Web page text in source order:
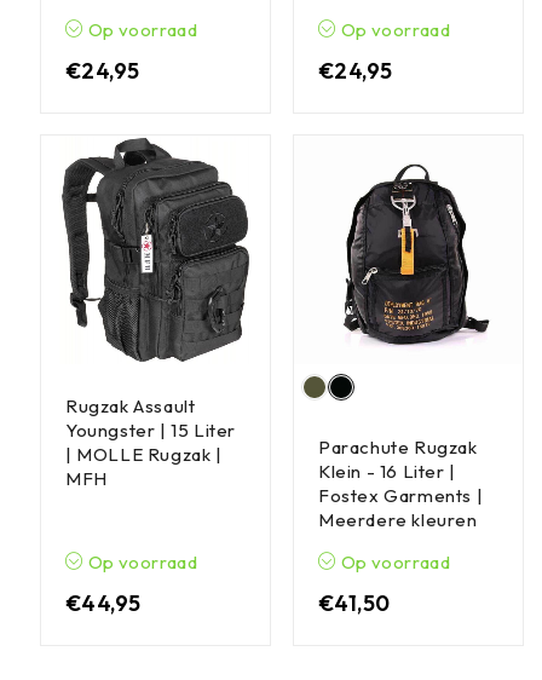
Op voorraad
€24,95
Op voorraad
€24,95
Rugzak Assault
Youngster | 15 Liter
| MOLLE Rugzak |
MFH
Op voorraad
€44,95
Parachute Rugzak
Klein - 16 Liter |
Fostex Garments |
Meerdere kleuren
Op voorraad
€41,50